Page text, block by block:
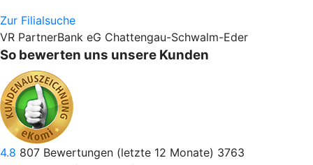
Zur Filialsuche
VR PartnerBank eG Chattengau-Schwalm-Eder
So bewerten uns unsere Kunden
4.8 807 Bewertungen (letzte 12 Monate) 3763